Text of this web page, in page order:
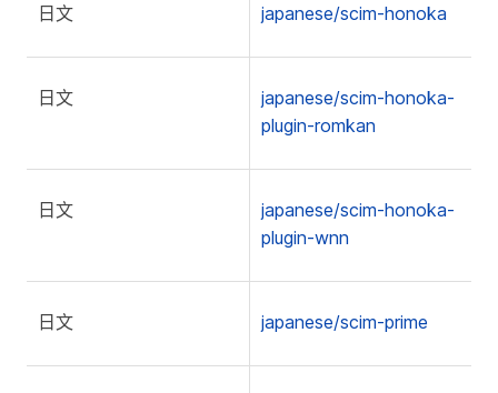
日文 japanese/scim-honoka
日文
japanese/scim-honoka-
plugin-romkan
日文
japanese/scim-honoka-
plugin-wnn
日文 japanese/scim-prime